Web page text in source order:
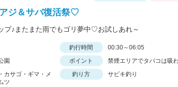
ジ＆サバ復活祭♡
プ♪またまた雨でもゴリ夢中♡お試しあれ～
釣行時間
00:30～06:05
園 ポイント
禁煙エリアでタバコは吸
カサゴ・ギマ・メ
ツ
釣り方 サビキ釣り